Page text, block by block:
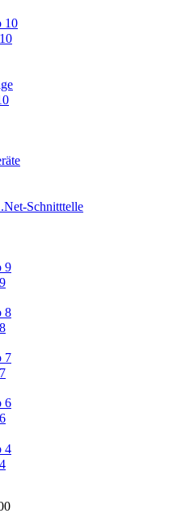
10
Schnitttelle
9
8
7
6
4